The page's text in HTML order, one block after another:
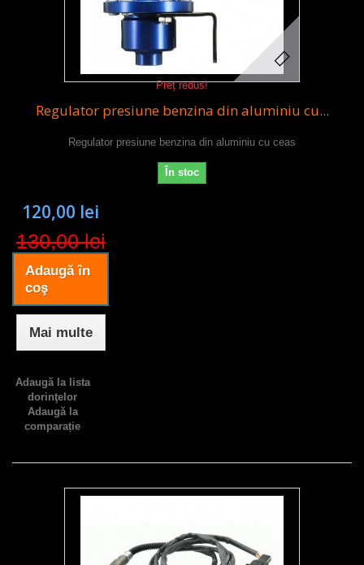
Preț redus!
Regulator presiune benzina din aluminiu cu...
Regulator presiune benzina din aluminiu cu ceas
În stoc
120,00 lei
130,00 lei
Adaugă în
coş
Mai multe
Adaugă la lista
dorinţelor
Adaugă la
comparație